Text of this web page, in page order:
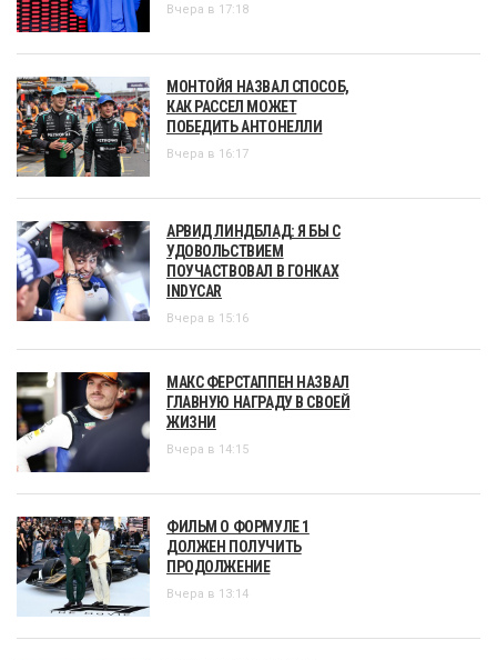
Вчера в 17:18
МОНТОЙЯ НАЗВАЛ СПОСОБ,
КАК РАССЕЛ МОЖЕТ
ПОБЕДИТЬ АНТОНЕЛЛИ
Вчера в 16:17
АРВИД ЛИНДБЛАД: Я БЫ С
УДОВОЛЬСТВИЕМ
ПОУЧАСТВОВАЛ В ГОНКАХ
INDYCAR
Вчера в 15:16
МАКС ФЕРСТАППЕН НАЗВАЛ
ГЛАВНУЮ НАГРАДУ В СВОЕЙ
ЖИЗНИ
Вчера в 14:15
ФИЛЬМ О ФОРМУЛЕ 1
ДОЛЖЕН ПОЛУЧИТЬ
ПРОДОЛЖЕНИЕ
Вчера в 13:14